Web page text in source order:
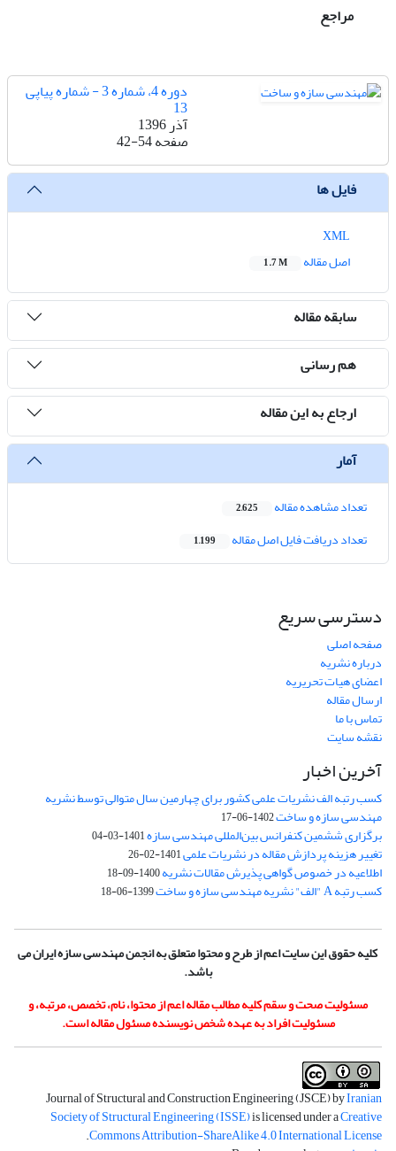
مراجع
دوره 4، شماره 3 - شماره پیاپی
13
آذر 1396
صفحه42-54
فایل ها
اصل مقاله
1.7 M
سابقه مقاله
هم رسانی
ارجاع به این مقاله
آمار
تعداد مشاهده مقاله 2,625
تعداد دریافت فایل اصل مقاله 1,199
دسترسی سریع
صفحه اصلی
درباره نشریه
اعضای هیات تحریریه
ارسال مقاله
تماس با ما
نقشه سایت
آخرین اخبار
کسب رتبه الف نشریات علمی کشور برای چهارمین سال متوالی توسط نشریه
مهندسی سازه و ساخت1402-06-17
برگزاری ششمین کنفرانس بین‌المللی مهندسی سازه1401-03-04
تغییر هزینه پردازش مقاله در نشریات علمی1401-02-26
اطلاعیه در خصوص گواهی پذیرش مقالات نشریه1400-09-18
کسب رتبه A "الف" نشریه مهندسی سازه و ساخت 1399-06-18
کلیه حقوق این سایت اعم از طرح و محتوا متعلق به انجمن مهندسی سازه ایران می
باشد.
مسئولیت صحت و سقم کلیه مطالب مقاله اعم از محتوا، نام، تخصص، مرتبه، و
مسئولیت افراد به عهده شخص نویسنده مسئول مقاله است.
Journal of Structural and Construction Engineering (JSCE) byIranian
Society of Structural Engineering (ISSE)is licensed under aCreative
Commons Attribution-ShareAlike 4.0 International License
.